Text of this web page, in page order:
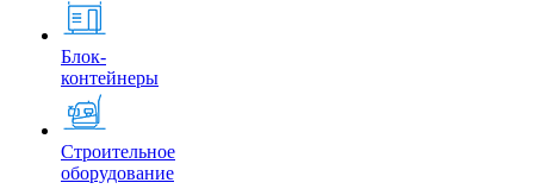
Блок-
контейнеры
Строительное
оборудование